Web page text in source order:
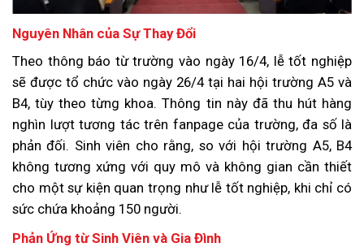
Nguyên Nhân của Sự Thay Đổi
Theo thông báo từ trường vào ngày 16/4, lễ tốt nghiệp
sẽ được tổ chức vào ngày 26/4 tại hai hội trường A5 và
B4, tùy theo từng khoa. Thông tin này đã thu hút hàng
nghìn lượt tương tác trên fanpage của trường, đa số là
phản đối. Sinh viên cho rằng, so với hội trường A5, B4
không tương xứng với quy mô và không gian cần thiết
cho một sự kiện quan trọng như lễ tốt nghiệp, khi chỉ có
sức chứa khoảng 150 người.
Phản Ứng từ Sinh Viên và Gia Đình